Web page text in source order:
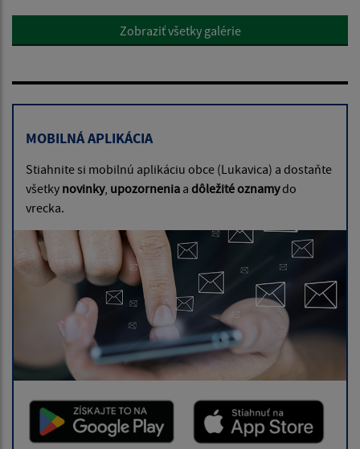
Zobraziť všetky galérie
MOBILNÁ APLIKÁCIA
Stiahnite si mobilnú aplikáciu obce (Lukavica) a dostaňte
všetky novinky, upozornenia a dôležité oznamydo
vrecka.